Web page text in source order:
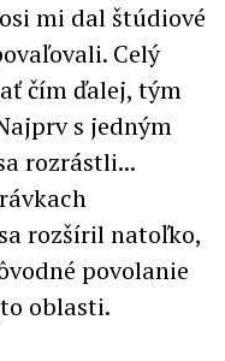
mi dal štúdiové
Celý
čím ďalej, tým
s jedným
rozrástli...
rozšíril natoľko,
povolanie
oblasti.